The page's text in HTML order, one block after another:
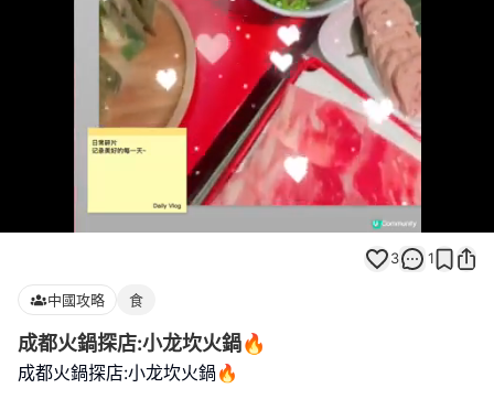
100.00%
3 1
中國攻略 食
成都火鍋探店:小龙坎火鍋🔥
成都火鍋探店:小龙坎火鍋🔥